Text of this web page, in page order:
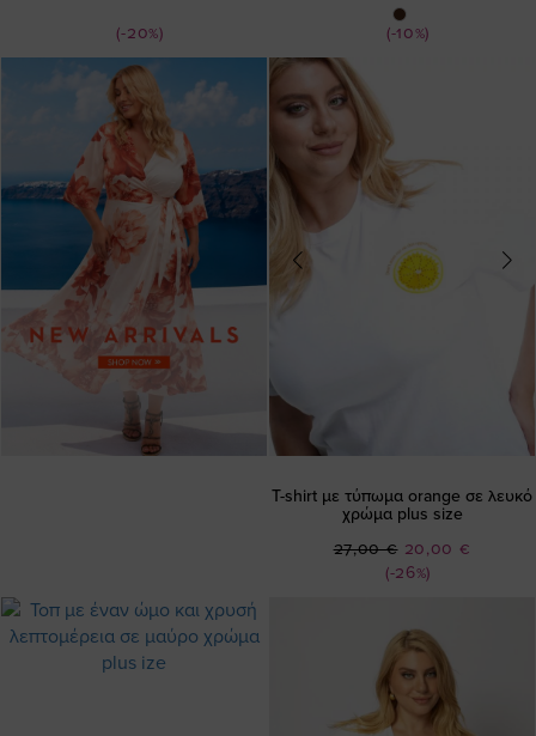
(-20%) (-10%)
Τιμή
T-shirt με τύπωμα orange σε λευκό
χρώμα plus size
(-26%)
Ειδική
Τιμή
20,00 €
27,00 €